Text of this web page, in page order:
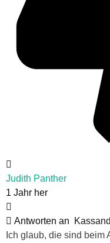
Judith Panther
1 Jahr her
Antworten an
Ich glaub, die sind beim